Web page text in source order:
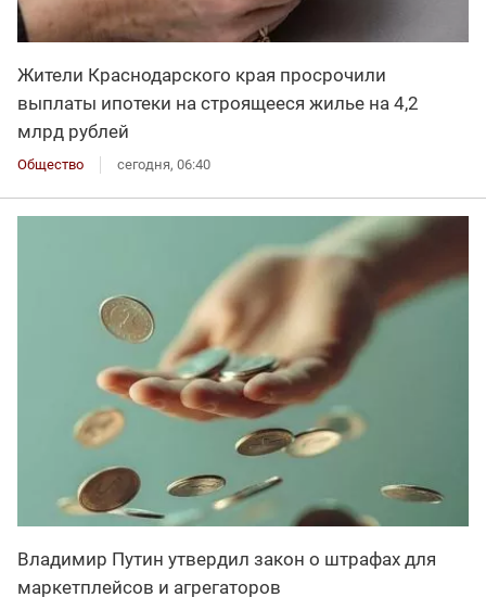
Жители Краснодарского края просрочили
выплаты ипотеки на строящееся жилье на 4,2
млрд рублей
Общество сегодня, 06:40
Владимир Путин утвердил закон о штрафах для
маркетплейсов и агрегаторов